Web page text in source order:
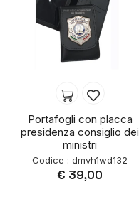
Portafogli con placca
presidenza consiglio dei
ministri
Codice : dmvh1wd132
€ 39,00